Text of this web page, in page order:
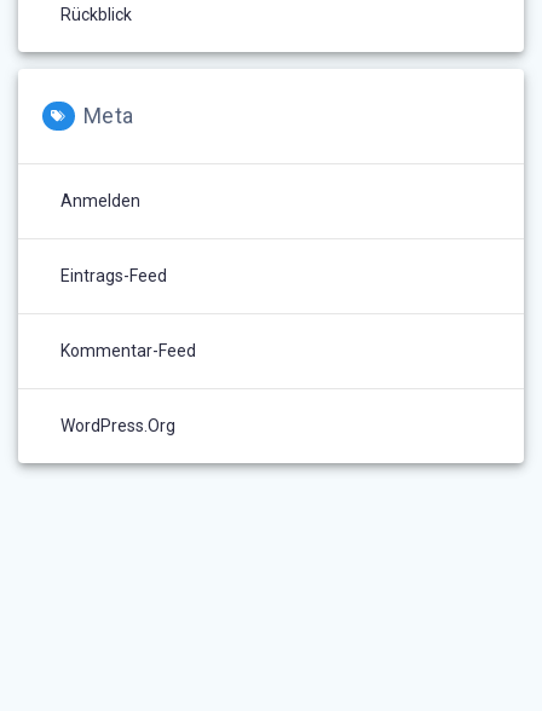
Rückblick
Meta
Anmelden
Eintrags-Feed
Kommentar-Feed
WordPress.org